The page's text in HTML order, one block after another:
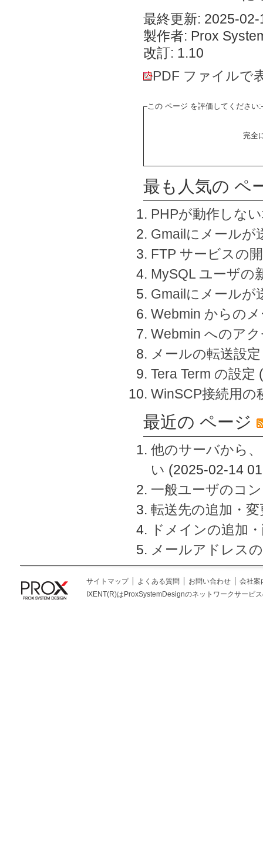
最終更新: 2025-
製作者: Prox
改訂: 1.10
PDF ファイルで
この ページ を評価してください:
完全
最も人気の ペ
PHPが動作しな
Gmailにメールが
FTP サービスの
MySQL ユーザの
Gmailにメールが
Webmin からの
Webmin へのア
メールの転送設定
Tera Term の設定
WinSCP接続用の
最近の ページ
他のサーバから
い (2025-02-14
一般ユーザのコ
転送先の追加・
ドメインの追加
メールアドレス
サイトマップ よくある質問 お問い合わせ
会社案
IXENT(R)はProxSystemDesignのネットワークサービ